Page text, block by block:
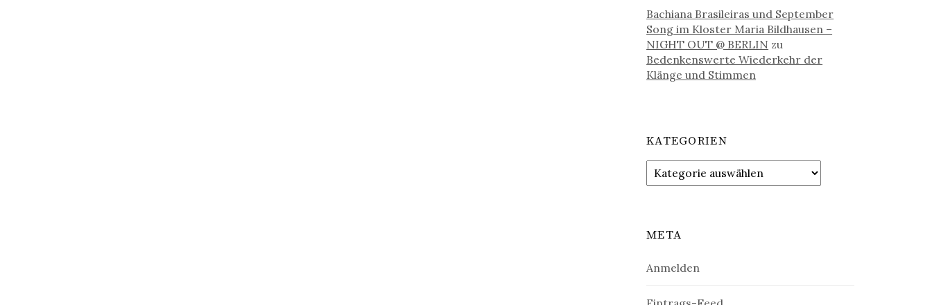
Bachiana Brasileiras und September
Song im Kloster Maria Bildhausen –
NIGHT OUT @ BERLIN zu
Bedenkenswerte Wiederkehr der
Klänge und Stimmen
KATEGORIEN
Kategorien
META
Anmelden